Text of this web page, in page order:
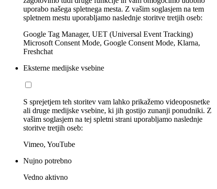
uporabo našega spletnega mesta. Z vašim soglasjem na tem
spletnem mestu uporabljamo naslednje storitve tretjih oseb:
Google Tag Manager, UET (Universal Event Tracking)
Microsoft Consent Mode, Google Consent Mode, Klarna,
Freshchat
Eksterne medijske vsebine
S sprejetjem teh storitev vam lahko prikažemo videoposnetke
ali druge medijske vsebine, ki jih gostijo zunanji ponudniki. Z
vašim soglasjem na tej spletni strani uporabljamo naslednje
storitve tretjih oseb:
Vimeo, YouTube
Nujno potrebno
Vedno aktivno